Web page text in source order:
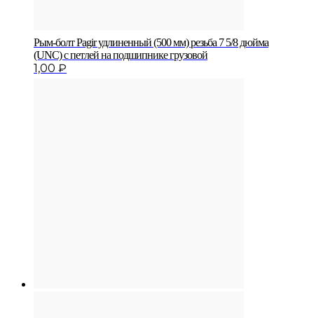
Рым-болт Pagir удлиненный (500 мм) резьба 7 5/8 дюйма
(UNC) с петлей на подшипнике грузовой
1,00 ₽